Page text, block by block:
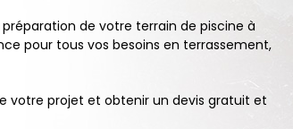
de votre terrain de piscine à
pour tous vos besoins en terrassement,
votre projet et obtenir un devis gratuit et